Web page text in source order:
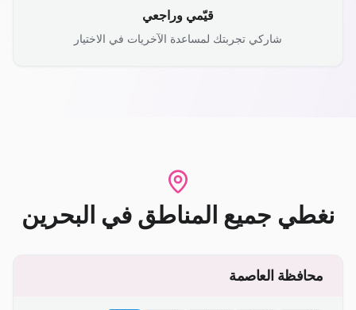
قيّمي وراجعي
شاركي تجربتك لمساعدة الآخريات في الاختيار
نغطي جميع المناطق في البحرين
محافظة العاصمة